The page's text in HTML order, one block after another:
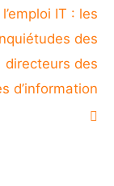
l’emploi IT : les
des
directeurs des
d’information